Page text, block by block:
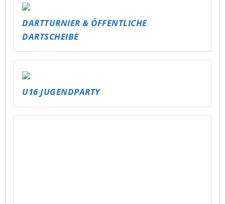
DARTTURNIER & ÖFFENTLICHE
DARTSCHEIBE
U16 JUGENDPARTY